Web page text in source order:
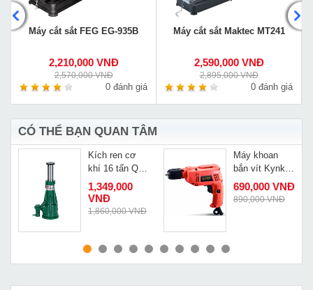
Máy cắt sắt FEG EG-935B
2,210,000 VNĐ
2,570,000 VNĐ
0 đánh giá
Máy cắt sắt Maktec MT241
2,590,000 VNĐ
2,895,000 VNĐ
0 đánh giá
CÓ THỂ BẠN QUAN TÂM
MUA NGAY
Kích ren cơ
khí 16 tấn QL-
16T
1,349,000
VNĐ
1,860,000 VNĐ
MUA NGAY
Máy khoan
bắn vít Kynko
J1Z-KD60-10
690,000 VNĐ
890,000 VNĐ